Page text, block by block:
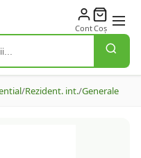
ContCoș
/Rezident. int./Generale